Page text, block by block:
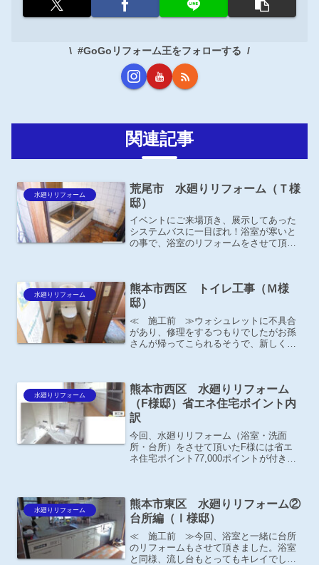
#GoGoリフォーム王をフォローする
関連記事
水廻りリフォーム
荒尾市 水廻りリフォーム（Ｔ様
邸）
イベントにご来場頂き、展示してあった
システムバスに一目ぼれ！浴室が寒いと
の事で、浴室のリフォームをさせて頂き
水廻りリフォーム
熊本市西区 トイレ工事（Ｍ様
邸）
≪ 施工前 ≫ウォシュレットに不具合
があり、修理をするつもりでしたがお孫
さんが帰ってこられるそうで、新しく取
水廻りリフォーム
熊本市西区 水廻りリフォーム
（F様邸）省エネ住宅ポイント内
訳
今回、水廻りリフォーム（浴室・洗面
所・台所）をさせて頂いたF様には省エ
ネ住宅ポイント77,000ポイントが付きま
水廻りリフォーム
熊本市東区 水廻りリフォーム②
台所編（Ⅰ様邸）
≪ 施工前 ≫今回、浴室と一緒に台所
のリフォームもさせて頂きました。浴室
と同様、流し台もとってもキレイでし